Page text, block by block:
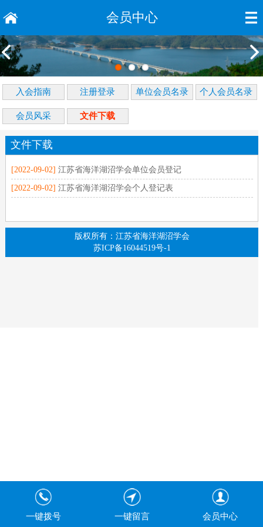
会员中心
一键拨号 一键留言 会员中心
入会指南 注册登录 单位会员名录 个人会员名录
会员风采 文件下载
文件下载
[2022-09-02] 江苏省海洋湖沼学会单位会员登记
[2022-09-02] 江苏省海洋湖沼学会个人登记表
版权所有：江苏省海洋湖沼学会
苏ICP备16044519号-1